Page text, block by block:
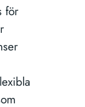
för